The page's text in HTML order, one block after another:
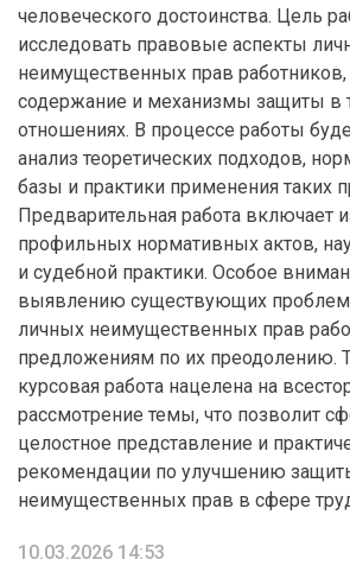
человеческого достоинства. Цель
исследовать правовые аспекты
неимущественных прав
содержание и механизмы защиты в
отношениях. В процессе работы
анализ теоретических подходов,
базы и практики применения таких
Предварительная работа включает
профильных нормативных актов,
и судебной практики. Особое
выявлению существующих проблем
личных неимущественных прав
предложениям по их преодолению.
курсовая работа нацелена на
рассмотрение темы, что позволит
целостное представление и
рекомендации по улучшению
неимущественных прав в сфере
10.03.2026 14:53